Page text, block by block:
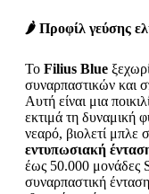
🌶️ Προφίλ γεύσης
Το Filius Blue
συναρπαστικών και
Αυτή είναι μια
εκτιμά τη δυναμική
νεαρό, βιολετί μπλε
εντυπωσιακή
έως 50.000 μονάδες
συναρπαστική